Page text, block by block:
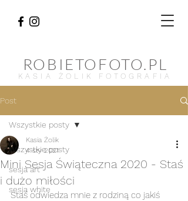
ROBIETOFOTO.PL
KASIA ŻOLIK FOTOGRAFIA
Post
Wszystkie posty
sesja art
sesja white
Wszystkie posty
Mini Sesja Świąteczna 2020 - Staś
i dużo miłości
Kasia Żolik
4 sty 2021
Staś odwiedza mnie z rodziną co jakiś